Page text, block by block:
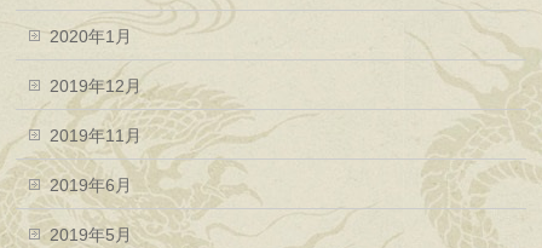
2020年1月
2019年12月
2019年11月
2019年6月
2019年5月